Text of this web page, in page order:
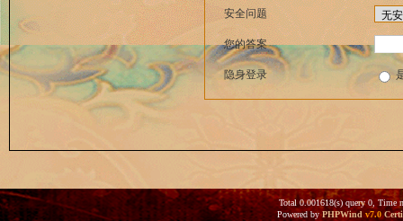
安全问题
您的答案
隐身登录
Total 0.001618(s) query 0, Time
Powered byPHPWind v7.0